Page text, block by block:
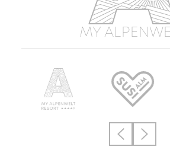
MY